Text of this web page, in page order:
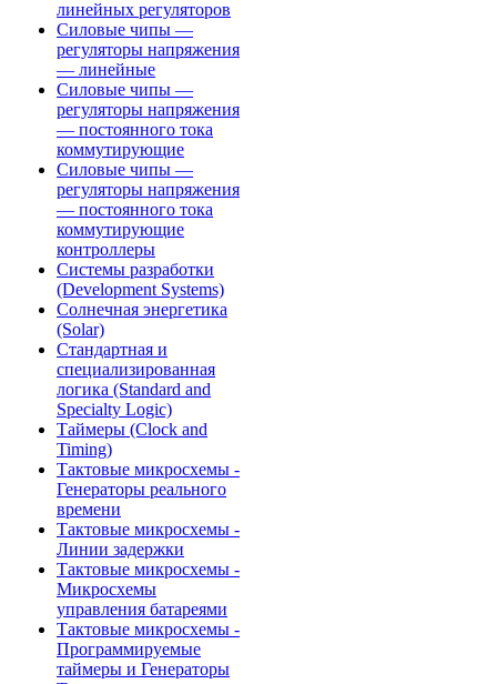
линейных регуляторов
Силовые чипы —
регуляторы напряжения
— линейные
Силовые чипы —
регуляторы напряжения
— постоянного тока
коммутирующие
Силовые чипы —
регуляторы напряжения
— постоянного тока
коммутирующие
контроллеры
Системы разработки
(Development Systems)
Солнечная энергетика
(Solar)
Стандартная и
специализированная
логика (Standard and
Specialty Logic)
Таймеры (Clock and
Timing)
Тактовые микросхемы -
Генераторы реального
времени
Тактовые микросхемы -
Линии задержки
Тактовые микросхемы -
Микросхемы
управления батареями
Тактовые микросхемы -
Программируемые
таймеры и Генераторы